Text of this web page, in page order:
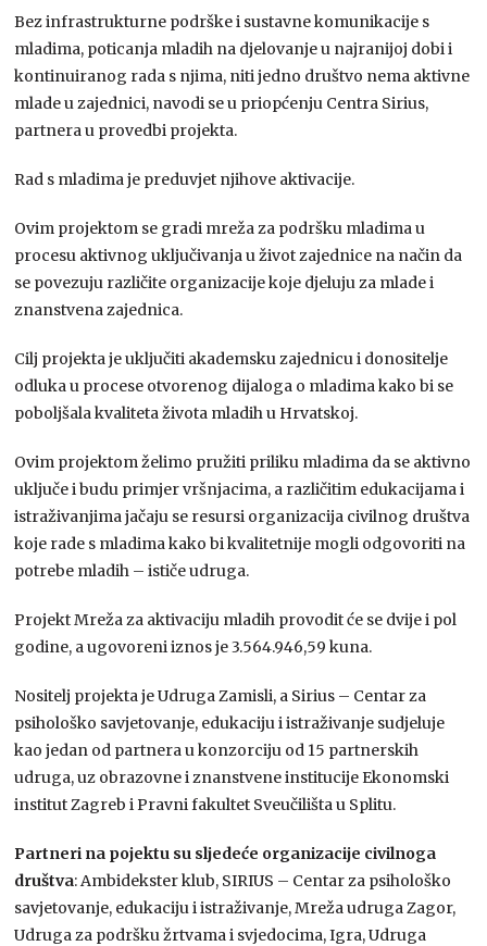
Bez infrastrukturne podrške i sustavne komunikacije s
mladima, poticanja mladih na djelovanje u najranijoj dobi i
kontinuiranog rada s njima, niti jedno društvo nema aktivne
mlade u zajednici, navodi se u priopćenju Centra Sirius,
partnera u provedbi projekta.
Rad s mladima je preduvjet njihove aktivacije.
Ovim projektom se gradi mreža za podršku mladima u
procesu aktivnog uključivanja u život zajednice na način da
se povezuju različite organizacije koje djeluju za mlade i
znanstvena zajednica.
Cilj projekta je uključiti akademsku zajednicu i donositelje
odluka u procese otvorenog dijaloga o mladima kako bi se
poboljšala kvaliteta života mladih u Hrvatskoj.
Ovim projektom želimo pružiti priliku mladima da se aktivno
uključe i budu primjer vršnjacima, a različitim edukacijama i
istraživanjima jačaju se resursi organizacija civilnog društva
koje rade s mladima kako bi kvalitetnije mogli odgovoriti na
potrebe mladih – ističe udruga.
Projekt Mreža za aktivaciju mladih provodit će se dvije i pol
godine, a ugovoreni iznos je 3.564.946,59 kuna.
Nositelj projekta je Udruga Zamisli, a Sirius – Centar za
psihološko savjetovanje, edukaciju i istraživanje sudjeluje
kao jedan od partnera u konzorciju od 15 partnerskih
udruga, uz obrazovne i znanstvene institucije Ekonomski
institut Zagreb i Pravni fakultet Sveučilišta u Splitu.
Partneri na pojektu su sljedeće organizacije civilnoga
društva: Ambidekster klub, SIRIUS – Centar za psihološko
savjetovanje, edukaciju i istraživanje, Mreža udruga Zagor,
Udruga za podršku žrtvama i svjedocima, Igra, Udruga